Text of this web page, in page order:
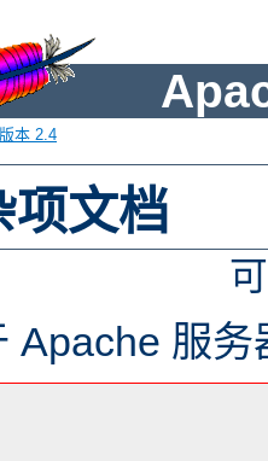
版本 2.4
文档
Apache 服